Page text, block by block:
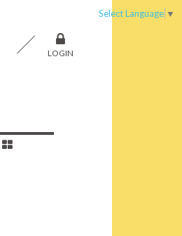
LOGIN
Select Language ▼